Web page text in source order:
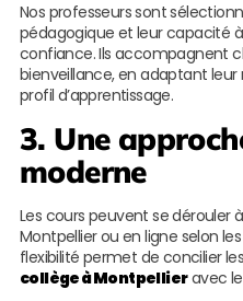
Nos professeurs sont
pédagogique et leur capacité
confiance. Ils accompagnent
bienveillance, en adaptant
profil d’apprentissage.
3. Une
moderne
Les cours peuvent se dérouler
Montpellier ou en ligne selon
flexibilité permet de concilier
collège à Montpellieravec